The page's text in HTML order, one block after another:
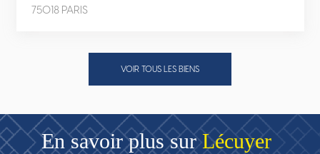
75018 PARIS
VOIR TOUS LES BIENS
En savoir plus surLécuyer